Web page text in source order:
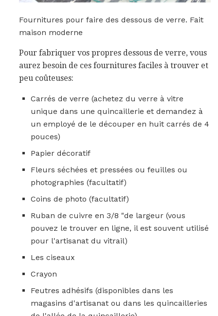
Fournitures pour faire des dessous de verre. Fait
maison moderne
Pour fabriquer vos propres dessous de verre, vous
aurez besoin de ces fournitures faciles à trouver et
peu coûteuses:
Carrés de verre (achetez du verre à vitre
unique dans une quincaillerie et demandez à
un employé de le découper en huit carrés de 4
pouces)
Papier décoratif
Fleurs séchées et pressées ou feuilles ou
photographies (facultatif)
Coins de photo (facultatif)
Ruban de cuivre en 3/8 "de largeur (vous
pouvez le trouver en ligne, il est souvent utilisé
pour l'artisanat du vitrail)
Les ciseaux
Crayon
Feutres adhésifs (disponibles dans les
magasins d'artisanat ou dans les quincailleries